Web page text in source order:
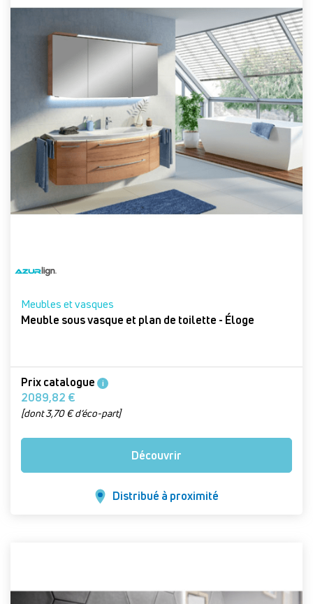
Meubles et vasques
Meuble sous vasque et plan de toilette - Éloge
Prix catalogue i
2089,82 €
[dont 3,70 € d’éco-part]
Découvrir
Distribué à proximité